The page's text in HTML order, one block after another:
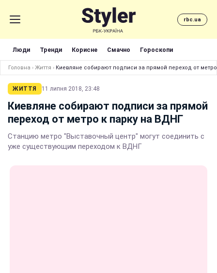
rbc.ua
Люди Тренди Корисне Смачно Гороскопи
Головна › Життя › Киевляне собирают подписи за прямой переход от
ЖИТТЯ 11 липня 2018, 23:48
Киевляне собирают подписи за прямой
переход от метро к парку на ВДНГ
Станцию метро "Выставочный центр" могут соединить с
уже существующим переходом к ВДНГ